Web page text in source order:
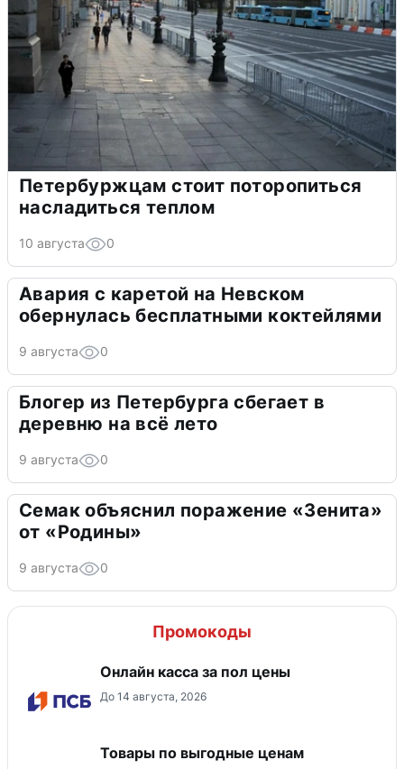
Петербуржцам стоит поторопиться
насладиться теплом
10 августа 0
Авария с каретой на Невском
обернулась бесплатными коктейлями
9 августа 0
Блогер из Петербурга сбегает в
деревню на всё лето
9 августа 0
Семак объяснил поражение «Зенита»
от «Родины»
9 августа 0
Промокоды
Онлайн касса за пол цены
До 14 августа, 2026
Товары по выгодные ценам